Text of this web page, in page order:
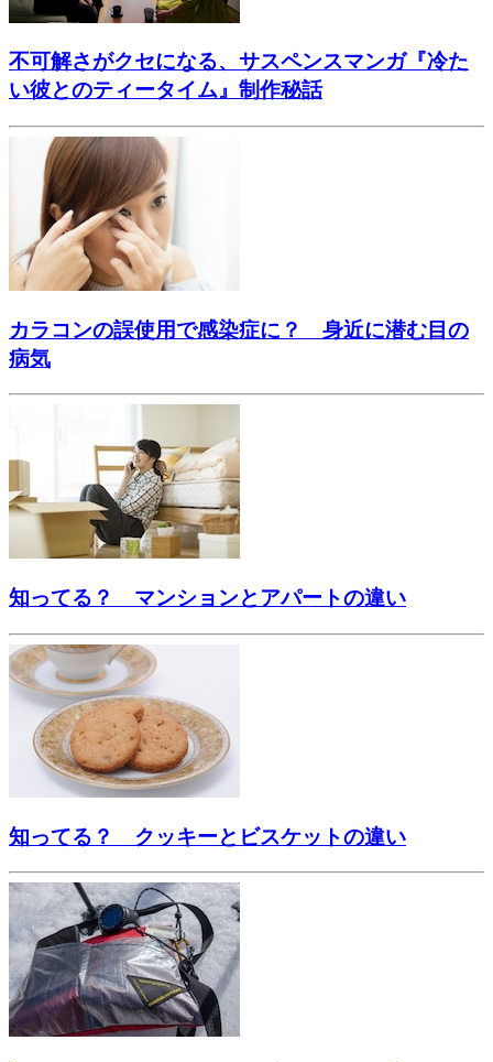
不可解さがクセになる、サスペンスマンガ『冷た
い彼とのティータイム』制作秘話
カラコンの誤使用で感染症に？ 身近に潜む目の
病気
知ってる？ マンションとアパートの違い
知ってる？ クッキーとビスケットの違い